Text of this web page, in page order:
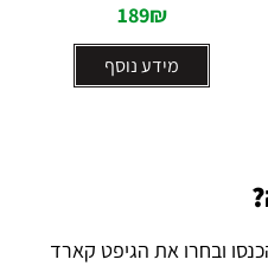
189₪
מידע נוסף
ובחרו את הגיפט קארד